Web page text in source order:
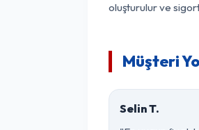
oluşturulur ve
Müşteri
Selin T.